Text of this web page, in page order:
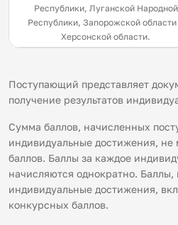
Республики, Луганской Народной
Республики, Запорожской области
Херсонской области.
Поступающий представляет
получение результатов
Сумма баллов, начисленных
индивидуальные достижения, не
баллов. Баллы за каждое
начисляются однократно. Баллы,
индивидуальные достижения,
конкурсных баллов.